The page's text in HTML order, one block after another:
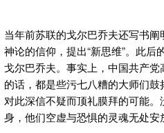
当年前苏联的戈尔巴乔夫还写书
神论的信仰，提出“新思维”。此
戈尔巴乔夫。事实上，中国共产
的话，都是些污七八糟的大师们
对此深信不疑而顶礼膜拜的可能
身，他们空虚与恐惧的灵魂无处安